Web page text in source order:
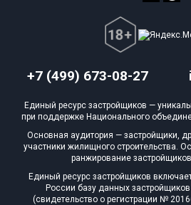
+7 (499) 673-08-27
Единый ресурс застройщиков —
при поддержке Национального
Основная аудитория — застройщики,
участники жилищного строительства.
ранжирование
Единый ресурс застройщиков
России базу данных
(свидетельство о регистрации №